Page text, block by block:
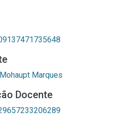
Marques
Docente